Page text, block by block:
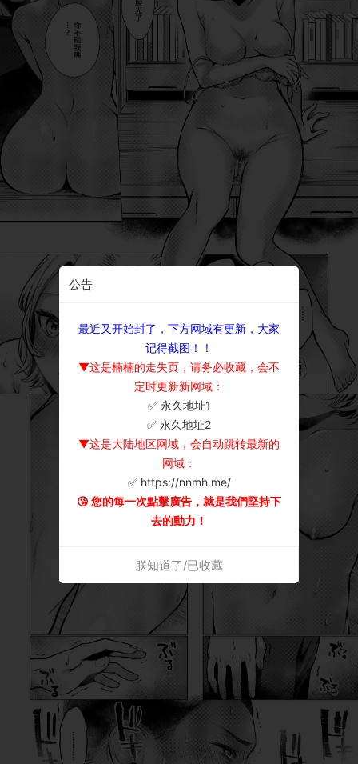
公告
最近又开始封了，下方网域有更新，大家
记得截图！！
▼这是楠楠的走失页，请务必收藏，会不
定时更新新网域：
✅ 永久地址1
✅ 永久地址2
▼这是大陆地区网域，会自动跳转最新的
网域：
✅ https://nnmh.me/
😘 您的每一次點擊廣告，就是我們堅持下
去的動力！
朕知道了/已收藏